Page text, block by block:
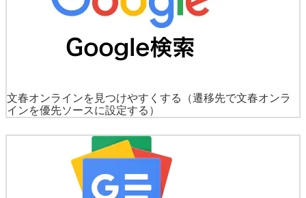
文春オンラインを見つけやすくする
（遷移先で文春オンラ
インを優先ソースに設定する）